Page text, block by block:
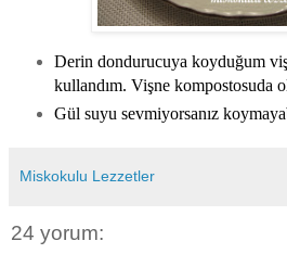
Derin dondurucuya koyduğum
kullandım. Vişne kompostosuda
Gül suyu sevmiyorsanız
Miskokulu Lezzetler
24 yorum: